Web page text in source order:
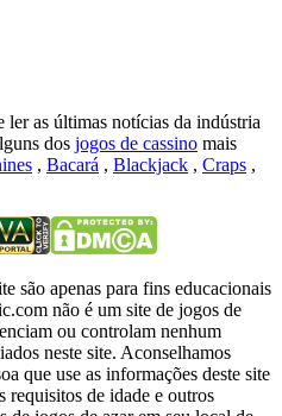
as últimas notícias da indústria
dos jogos de cassino mais
, Bacará , Blackjack , Craps ,
são apenas para fins educacionais
não é um site de jogos de
ou controlam nenhum
neste site. Aconselhamos
que use as informações deste site
requisitos de idade e outros